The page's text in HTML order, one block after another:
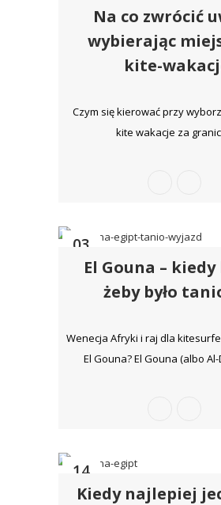
Na co zwrócić
wybierając
kite-
Czym się kierować przy
kite wakacje za
03
paźEl Gouna – kiedy
żeby było
Wenecja Afryki i raj dla
El Gouna? El Gouna (albo Al-
14
wrz
Kiedy najlepiej